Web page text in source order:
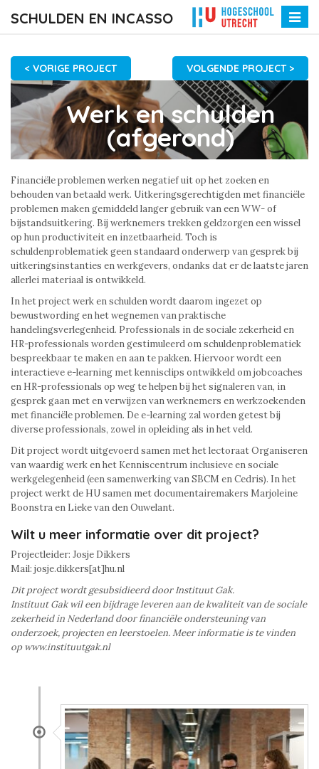
SCHULDEN EN INCASSO
Toggle
< VORIGE PROJECT VOLGENDE PROJECT >
Werk en schulden
(afgerond)
Financiële problemen werken negatief uit op het zoeken en
behouden van betaald werk. Uitkeringsgerechtigden met financiële
problemen maken gemiddeld langer gebruik van een WW- of
bijstandsuitkering. Bij werknemers trekken geldzorgen een wissel
op hun productiviteit en inzetbaarheid. Toch is
schuldenproblematiek geen standaard onderwerp van gesprek bij
uitkeringsinstanties en werkgevers, ondanks dat er de laatste jaren
allerlei materiaal is ontwikkeld.
In het project werk en schulden wordt daarom ingezet op
bewustwording en het wegnemen van praktische
handelingsverlegenheid. Professionals in de sociale zekerheid en
HR-professionals worden gestimuleerd om schuldenproblematiek
bespreekbaar te maken en aan te pakken. Hiervoor wordt een
interactieve e-learning met kennisclips ontwikkeld om jobcoaches
en HR-professionals op weg te helpen bij het signaleren van, in
gesprek gaan met en verwijzen van werknemers en werkzoekenden
met financiële problemen. De e-learning zal worden getest bij
diverse professionals, zowel in opleiding als in het veld.
Dit project wordt uitgevoerd samen met het lectoraat Organiseren
van waardig werk en het Kenniscentrum inclusieve en sociale
werkgelegenheid (een samenwerking van SBCM en Cedris). In het
project werkt de HU samen met documentairemakers Marjoleine
Boonstra en Lieke van den Ouwelant.
Wilt u meer informatie over dit project?
Projectleider: Josje Dikkers
Mail: josje.dikkers[at]hu.nl
Dit project wordt gesubsidieerd door Instituut Gak.
Instituut Gak wil een bijdrage leveren aan de kwaliteit van de sociale
zekerheid in Nederland door financiële ondersteuning van
onderzoek, projecten en leerstoelen. Meer informatie is te vinden
op www.instituutgak.nl